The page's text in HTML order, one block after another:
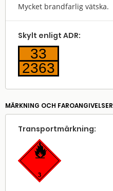
Mycket brandfarlig vätska.
Skylt enligt ADR:
33
2363
MÄRKNING OCH FAROANGIVELSER
Transport­märkning: